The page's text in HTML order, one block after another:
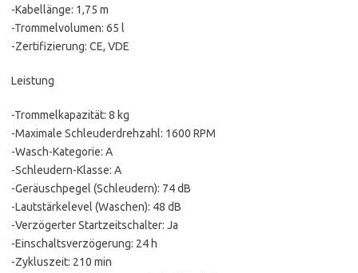
-Kabellänge: 1,75 m
-Trommelvolumen: 65 l
-Zertifizierung: CE, VDE
Leistung
-Trommelkapazität: 8 kg
-Maximale Schleuderdrehzahl: 1600 RPM
-Wasch-Kategorie: A
-Schleudern-Klasse: A
-Geräuschpegel (Schleudern): 74 dB
-Lautstärkelevel (Waschen): 48 dB
-Verzögerter Startzeitschalter: Ja
-Einschaltsverzögerung: 24 h
-Zykluszeit: 210 min